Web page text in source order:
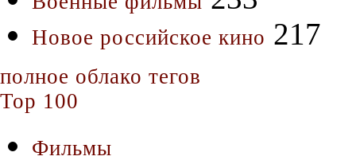
Новое российское кино 217
полное облако тегов
Top 100
Фильмы